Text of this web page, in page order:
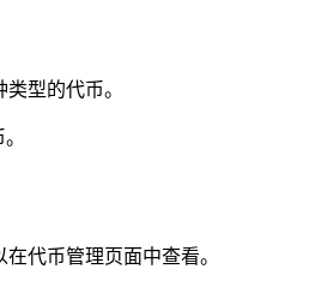
型的代币。
代币管理页面中查看。